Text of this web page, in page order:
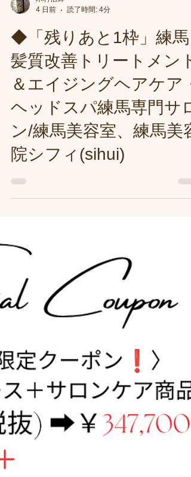
木村信輝
4 日前
読了時間: 4分
◆「残りあと1枠」練馬
髪質改善トリートメント
＆エイジングヘアケア・
ヘッドスパ練馬専門サロ
ン/練馬美容室、練馬美容
院シフィ(sihui)